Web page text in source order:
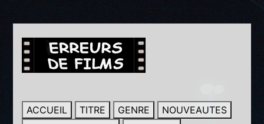
ACCUEIL TITRE GENRE
NOUVEAUTES